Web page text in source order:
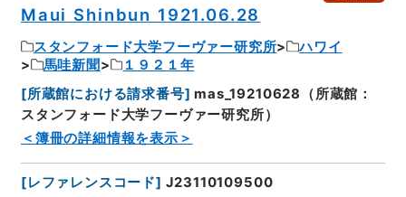
Maui Shinbun 1921.06.28
スタンフォード大学フーヴァー研究所
ハワイ
馬哇新聞
１９２１年
[所蔵館における請求番号] mas_19210628（所蔵館：
スタンフォード大学フーヴァー研究所）
＜簿冊の詳細情報を表示＞
[レファレンスコード] J23110109500